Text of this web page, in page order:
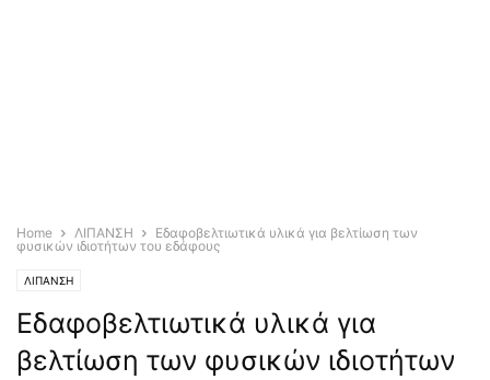
Home ΛΙΠΑΝΣΗ
Εδαφοβελτιωτικά υλικά για βελτίωση των
φυσικών ιδιοτήτων του εδάφους
ΛΙΠΑΝΣΗ
Εδαφοβελτιωτικά υλικά για
βελτίωση των φυσικών ιδιοτήτων